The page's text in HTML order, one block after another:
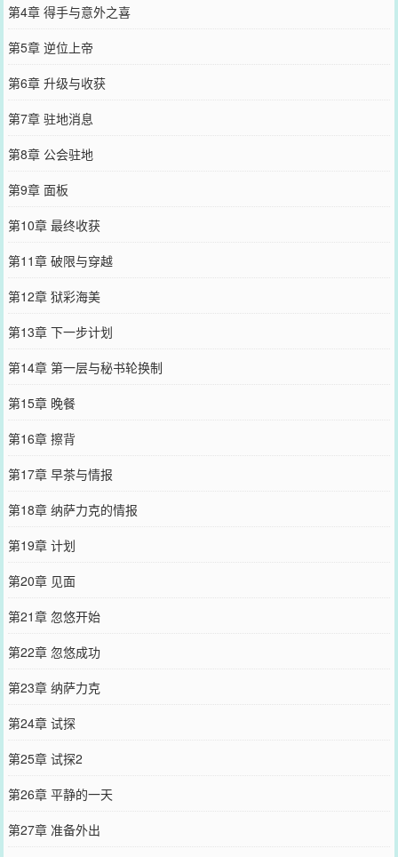
第4章 得手与意外之喜
第5章 逆位上帝
第6章 升级与收获
第7章 驻地消息
第8章 公会驻地
第9章 面板
第10章 最终收获
第11章 破限与穿越
第12章 狱彩海美
第13章 下一步计划
第14章 第一层与秘书轮换制
第15章 晚餐
第16章 擦背
第17章 早茶与情报
第18章 纳萨力克的情报
第19章 计划
第20章 见面
第21章 忽悠开始
第22章 忽悠成功
第23章 纳萨力克
第24章 试探
第25章 试探2
第26章 平静的一天
第27章 准备外出